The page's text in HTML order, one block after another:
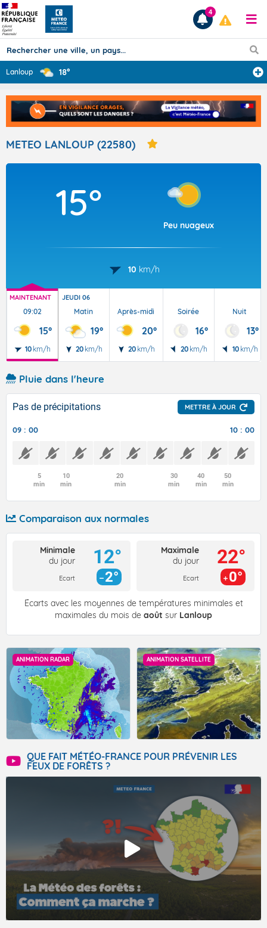
Prévisions
TOUS LES RÉSULTATS
Articles
4
Lanloup 18°
METEO LANLOUP (22580)
15°
Peu nuageux
10 km/h
MAINTENANT
09:02
15°
10 km/h
JEUDI 06
Matin
19°
20 km/h
Après-midi
20°
20 km/h
Soirée
16°
20 km/h
Nuit
13°
10 km/h
Pluie dans l'heure
Pas de précipitations METTRE À JOUR
09 : 00 10 : 00
5
min
10
min
20
min
30
min
40
min
50
min
Comparaison aux normales
Minimale
du jour
Ecart
12°
2°
Maximale
du jour
Ecart
22°
0°
Écarts avec les moyennes de températures minimales et
maximales du mois de août sur Lanloup
ANIMATION RADAR ANIMATION SATELLITE
QUE FAIT MÉTÉO-FRANCE POUR PRÉVENIR LES
FEUX DE FORÊTS ?